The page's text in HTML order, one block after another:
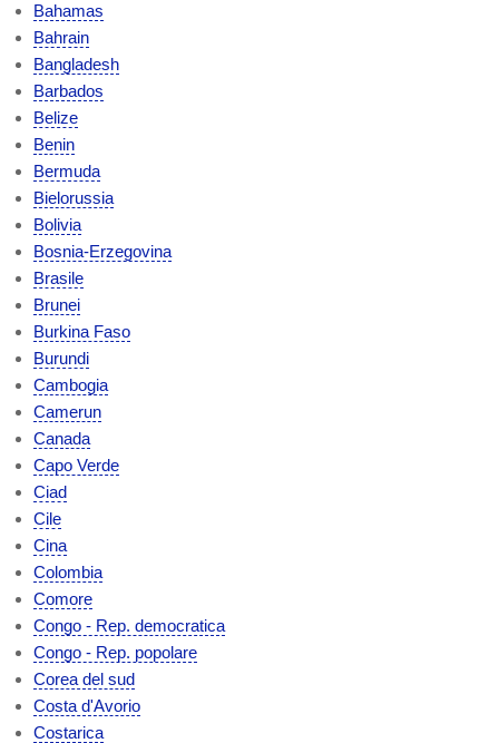
Bahamas
Bahrain
Bangladesh
Barbados
Belize
Benin
Bermuda
Bielorussia
Bolivia
Bosnia-Erzegovina
Brasile
Brunei
Burkina Faso
Burundi
Cambogia
Camerun
Canada
Capo Verde
Ciad
Cile
Cina
Colombia
Comore
Congo - Rep. democratica
Congo - Rep. popolare
Corea del sud
Costa d'Avorio
Costarica